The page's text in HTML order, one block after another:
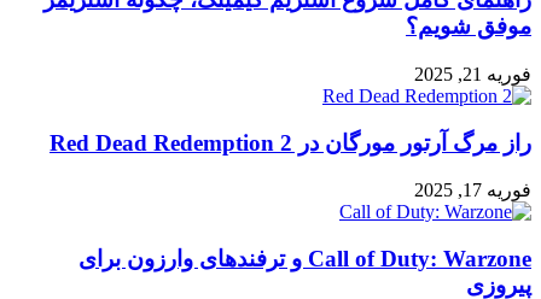
موفق شویم؟
فوریه 21, 2025
راز مرگ آرتور مورگان در Red Dead Redemption 2
فوریه 17, 2025
Call of Duty: Warzone و ترفندهای وارزون برای
پیروزی